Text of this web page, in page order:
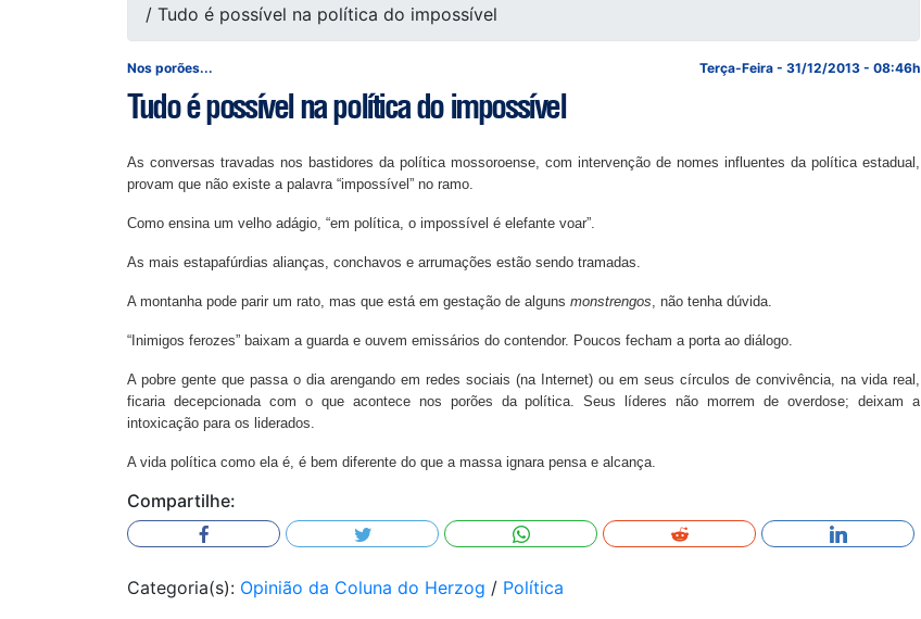
/ Tudo é possível na política do impossível
Terça-Feira - 31/12/2013 - 08:46h
Nos porões...
Tudo é possível na política do impossível
As conversas travadas nos bastidores da política mossoroense, com intervenção de nomes influentes da política estadual,
provam que não existe a palavra “impossível” no ramo.
Como ensina um velho adágio, “em política, o impossível é elefante voar”.
As mais estapafúrdias alianças, conchavos e arrumações estão sendo tramadas.
A montanha pode parir um rato, mas que está em gestação de alguns monstrengos, não tenha dúvida.
“Inimigos ferozes” baixam a guarda e ouvem emissários do contendor. Poucos fecham a porta ao diálogo.
A pobre gente que passa o dia arengando em redes sociais (na Internet) ou em seus círculos de convivência, na vida real,
ficaria decepcionada com o que acontece nos porões da política. Seus líderes não morrem de overdose; deixam a
intoxicação para os liderados.
A vida política como ela é, é bem diferente do que a massa ignara pensa e alcança.
Compartilhe:
Categoria(s): Opinião da Coluna do Herzog / Política